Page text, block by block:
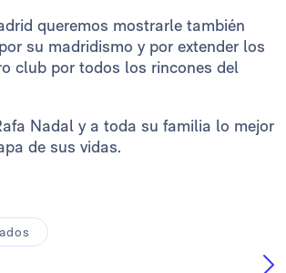
queremos mostrarle también
su madridismo y por extender los
club por todos los rincones del
Nadal y a toda su familia lo mejor
de sus vidas.